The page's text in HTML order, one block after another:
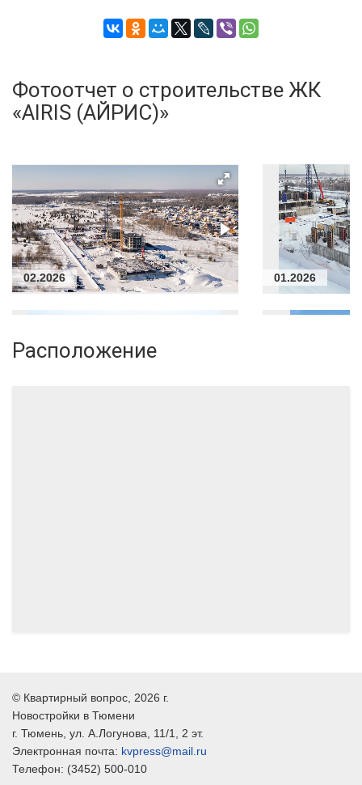
Фотоотчет о строительстве ЖК
«AIRIS (АЙРИС)»
02.2026 01.2026
Расположение
© Квартирный вопрос , 2026 г.
Новостройки в Тюмени
г. Тюмень , ул. А.Логунова, 11/1, 2 эт.
Электронная почта: kvpress@mail.ru
Телефон: (3452) 500-010